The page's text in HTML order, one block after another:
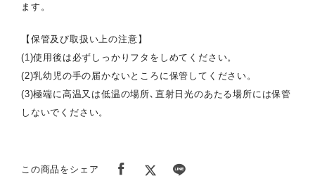
ます。
【保管及び取扱い上の注意】
(1)使用後は必ずしっかりフタをしめてください。
(2)乳幼児の手の届かないところに保管してください。
(3)極端に高温又は低温の場所､直射日光のあたる場所には保管
しないでください。
この商品をシェア